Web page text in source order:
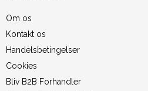
Om os
Kontakt os
Handelsbetingelser
Cookies
Bliv B2B Forhandler